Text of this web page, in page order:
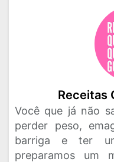
Receitas
Você que já não
perder peso,
barriga e ter
preparamos um